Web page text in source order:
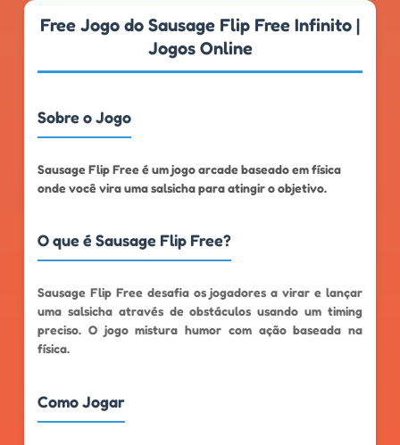
Free Jogo do Sausage Flip Free Infinito |
Jogos Online
Sobre o Jogo
Sausage Flip Free é um jogo arcade baseado em física
onde você vira uma salsicha para atingir o objetivo.
O que é Sausage Flip Free?
Sausage Flip Free desafia os jogadores a virar e lançar
uma salsicha através de obstáculos usando um timing
preciso. O jogo mistura humor com ação baseada na
física.
Como Jogar